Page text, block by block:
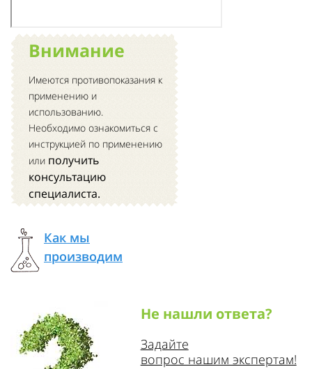
Внимание
Имеются противопоказания к
применению и
использованию.
Необходимо ознакомиться с
инструкцией по применению
или получить
консультацию
специалиста.
Как мы
производим
Не нашли ответа?
Задайте
вопрос нашим экспертам!